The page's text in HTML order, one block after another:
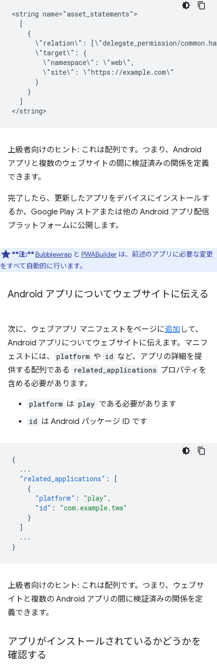
<string
\"relation\":
\"target\":
\"namespace\":
\"site\":
]
上級者向けのヒント: これは配列です。つまり、Android
アプリと複数のウェブサイトの間に検証済みの関係を定義
できます。
完了したら、更新したアプリをデバイスにインストールす
るか、Google Play ストアまたは他の Android アプリ配信
プラットフォームに公開します。
**注:**Bubblewrap と PWABuilder は、前述のアプリに必要な変更
をすべて自動的に行います。
Android アプリについてウェブサイトに伝える
次に、ウェブアプリ マニフェストをページに追加 して、
Android アプリについてウェブサイトに伝えます。マニフ
ェストには、
platform や id など、アプリの詳細を提
供する配列である
related_applications プロパティを
含める必要があります。
platform は play である必要があります
id は Android パッケージ ID です
{
...
"related_applications" :
[
{
"platform" : "play" ,
"id" :
"com.example.twa"
}
]
...
}
上級者向けのヒント: これは配列です。つまり、ウェブサ
イトと複数の Android アプリの間に検証済みの関係を定
義できます。
アプリがインストールされているかどうかを
確認する